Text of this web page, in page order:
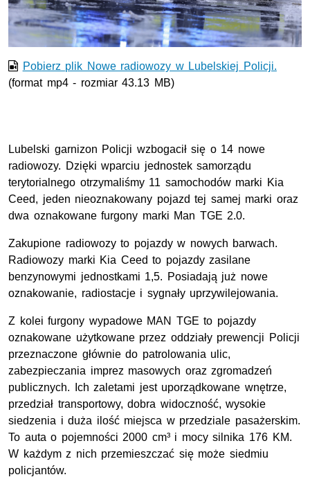
wideo
Pobierz plik Nowe radiowozy w Lubelskiej Policji.
(format mp4 - rozmiar 43.13 MB)
Lubelski garnizon Policji wzbogacił się o 14 nowe
radiowozy. Dzięki wparciu jednostek samorządu
terytorialnego otrzymaliśmy 11 samochodów marki Kia
Ceed, jeden nieoznakowany pojazd tej samej marki oraz
dwa oznakowane furgony marki Man TGE 2.0.
Zakupione radiowozy to pojazdy w nowych barwach.
Radiowozy marki Kia Ceed to pojazdy zasilane
benzynowymi jednostkami 1,5. Posiadają już nowe
oznakowanie, radiostacje i sygnały uprzywilejowania.
Z kolei furgony wypadowe MAN TGE to pojazdy
oznakowane użytkowane przez oddziały prewencji Policji
przeznaczone głównie do patrolowania ulic,
zabezpieczania imprez masowych oraz zgromadzeń
publicznych. Ich zaletami jest uporządkowane wnętrze,
przedział transportowy, dobra widoczność, wysokie
siedzenia i duża ilość miejsca w przedziale pasażerskim.
To auta o pojemności 2000 cm³ i mocy silnika 176 KM.
W każdym z nich przemieszczać się może siedmiu
policjantów.